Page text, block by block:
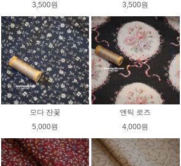
3,500원
3,500원
모다 잔꽃
5,000원
앤틱 로즈
4,000원